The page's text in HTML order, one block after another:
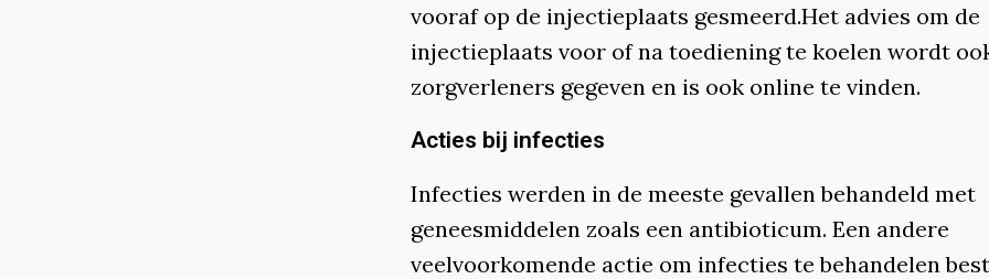
vooraf op de injectieplaats gesmeerd.Het advies om de
injectieplaats voor of na toediening te koelen wordt
zorgverleners gegeven en is ook online te vinden.
Acties bij infecties
Infecties werden in de meeste gevallen behandeld met
geneesmiddelen zoals een antibioticum. Een andere
veelvoorkomende actie om infecties te behandelen